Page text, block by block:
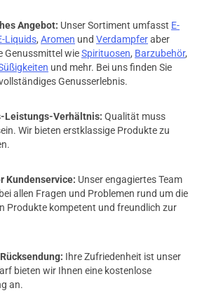
next
Angebot: Unser Sortiment umfasst E-
Liquids, Aromen und Verdampferaber
Genussmittel wieSpirituosen, Barzubehör,
und mehr. Bei uns finden Sie
Genusserlebnis.
Leistungs-Verhältnis: Qualität muss
Wir bieten erstklassige Produkte zu
Kundenservice: Unser engagiertes Team
allen Fragen und Problemen rund um die
Produkte kompetent und freundlich zur
Ihre Zufriedenheit ist unser
bieten wir Ihnen eine kostenlose
an.